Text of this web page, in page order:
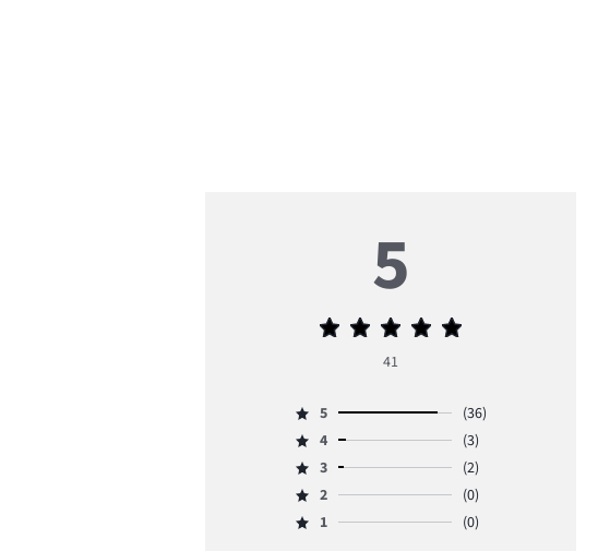
5
Evaluarea
5
41
Evaluare
5,
numărul
de
36.
5
(36)
Evaluare
4,
numărul
de
4
(3)
Evaluare
3,
numărul
3
(2)
Evaluare
2,
2
(0)
Evaluare
1 (0)